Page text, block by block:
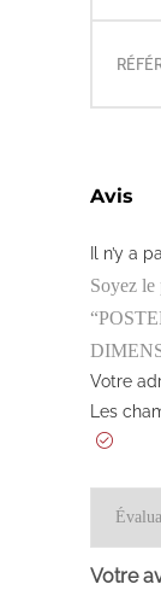
Avis
Il n’y a
Soyez le
Votre
Les
Votre